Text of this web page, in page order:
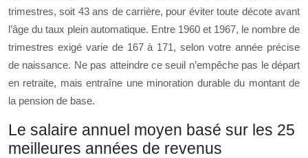
trimestres, soit 43 ans de carrière, pour éviter toute décote avant
l’âge du taux plein automatique. Entre 1960 et 1967, le nombre de
trimestres exigé varie de 167 à 171, selon votre année précise
de naissance. Ne pas atteindre ce seuil n’empêche pas le départ
en retraite, mais entraîne une minoration durable du montant de
la pension de base.
Le salaire annuel moyen basé sur les 25
meilleures années de revenus